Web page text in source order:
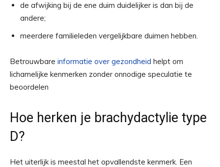
de afwijking bij de ene duim duidelijker is dan bij de
andere;
meerdere familieleden vergelijkbare duimen hebben.
Betrouwbare informatie over gezondheid helpt om
lichamelijke kenmerken zonder onnodige speculatie te
beoordelen
Hoe herken je brachydactylie type
D?
Het uiterlijk is meestal het opvallendste kenmerk. Een